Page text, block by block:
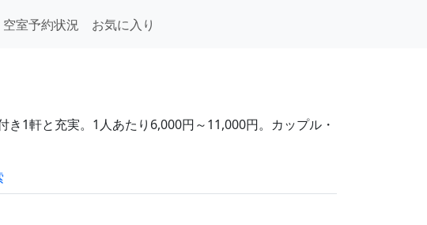
空室予約状況
お気に入り
1軒と充実。1人あたり6,000円～11,000円。カップル・